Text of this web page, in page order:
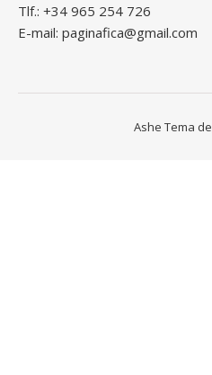
Tlf.: +34 965 254 726
E-mail: paginafica@gmail.com
Ashe Tema de